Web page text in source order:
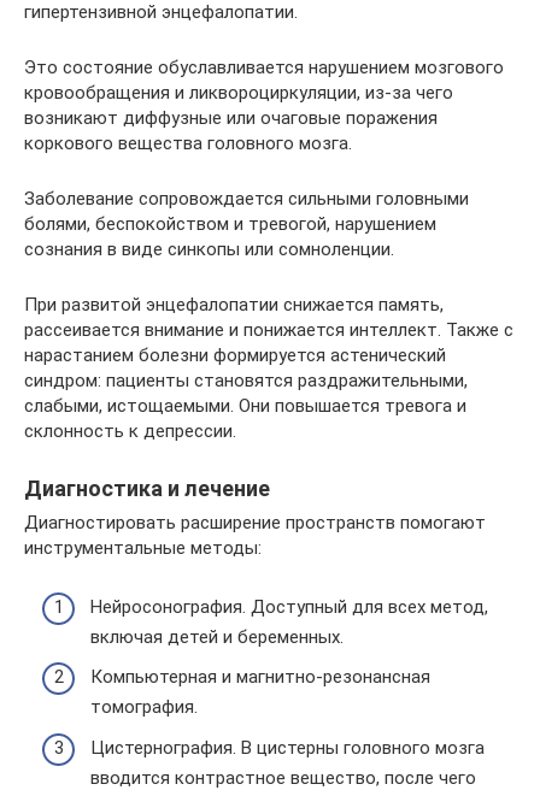
гипертензивной энцефалопатии.
Это состояние обуславливается нарушением мозгового
кровообращения и ликвороциркуляции, из-за чего
возникают диффузные или очаговые поражения
коркового вещества головного мозга.
Заболевание сопровождается сильными головными
болями, беспокойством и тревогой, нарушением
сознания в виде синкопы или сомноленции.
При развитой энцефалопатии снижается память,
рассеивается внимание и понижается интеллект. Также с
нарастанием болезни формируется астенический
синдром: пациенты становятся раздражительными,
слабыми, истощаемыми. Они повышается тревога и
склонность к депрессии.
Диагностика и лечение
Диагностировать расширение пространств помогают
инструментальные методы:
Нейросонография. Доступный для всех метод,
включая детей и беременных.
Компьютерная и магнитно-резонансная
томография.
Цистернография. В цистерны головного мозга
вводится контрастное вещество, после чего